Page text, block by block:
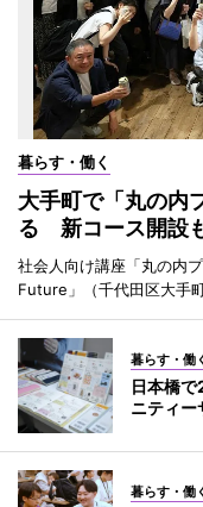
暮らす・働く
大手町で「丸の内
る 新コース開設
社会人向け講座「丸の内
Future」（千代田区大手
暮らす・働
日本橋
ニティー
暮らす・働